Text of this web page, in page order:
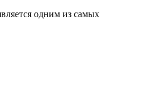
одним из самых